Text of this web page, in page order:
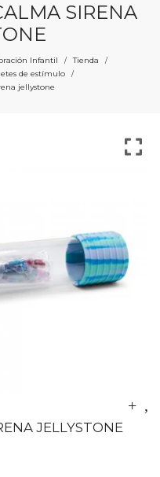
SIRENA
Infantil / Tienda /
de estímulo /
jellystone
JELLYSTONE